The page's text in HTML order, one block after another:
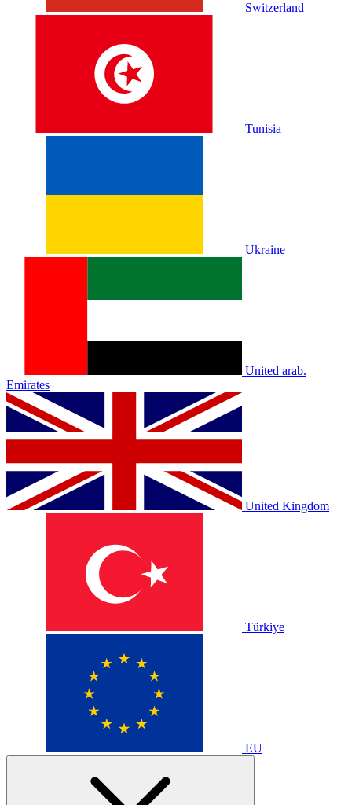
Switzerland
Tunisia
Ukraine
United arab.
Emirates
United Kingdom
Türkiye
EU